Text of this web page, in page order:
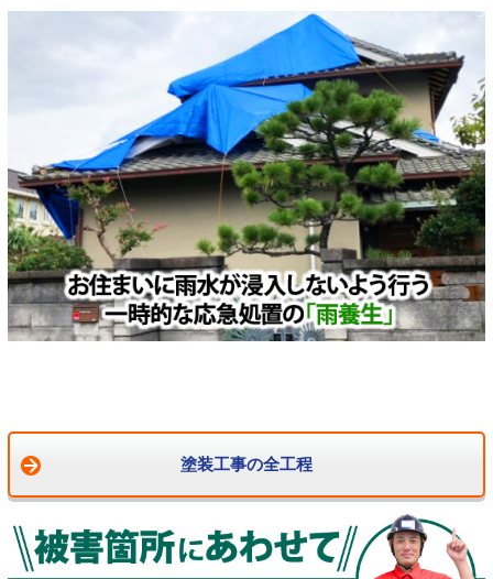
塗装工事の全工程